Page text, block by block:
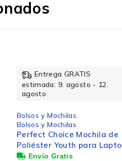
Entrega GRATIS
estimada: 9. agosto - 12.
agosto
Bolsos y Mochilas
Bolsos y Mochilas
Perfect Choice Mochila Bold
de Poliéster/Poliuretano
para Laptop 15.6", Verde